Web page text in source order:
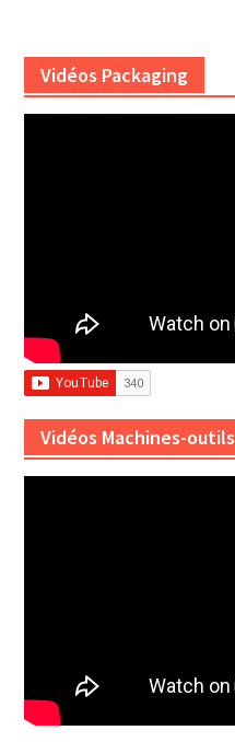
Vidéos Packaging
Vidéos Machines-outils